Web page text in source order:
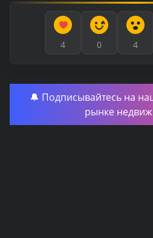
4 0 4
🔔 Подписывайтесь на
рынке